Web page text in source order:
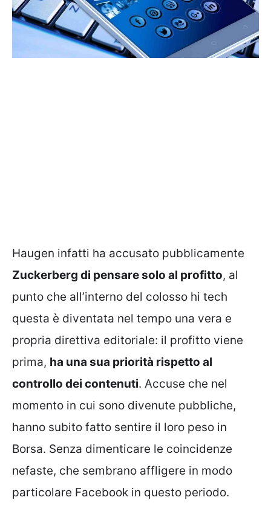
Haugen infatti ha accusato pubblicamente
Zuckerberg di pensare solo al profitto, al
punto che all’interno del colosso hi tech
questa è diventata nel tempo una vera e
propria direttiva editoriale: il profitto viene
prima, ha una sua priorità rispetto al
controllo dei contenuti. Accuse che nel
momento in cui sono divenute pubbliche,
hanno subito fatto sentire il loro peso in
Borsa. Senza dimenticare le coincidenze
nefaste, che sembrano affligere in modo
particolare Facebook in questo periodo.